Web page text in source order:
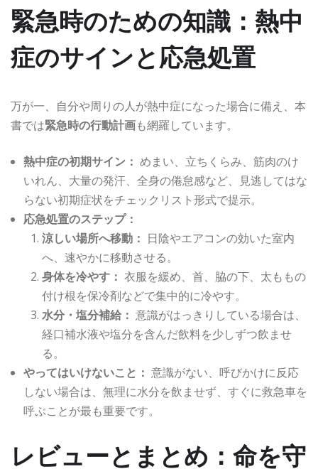
緊急時のための知識：熱中
症のサインと応急処置
万が一、自分や周りの人が熱中症になった場合に備え、本
書では緊急時の行動計画も網羅しています。
熱中症の初期サイン： めまい、立ちくらみ、筋肉のけ
いれん、大量の発汗、全身の倦怠感など、見逃してはな
らない初期症状をチェックリスト形式で提示。
応急処置のステップ：
涼しい場所へ移動： 日陰やエアコンの効いた室内
へ、速やかに移動させる。
身体を冷やす： 衣服を緩め、首、脇の下、太ももの
付け根を保冷剤などで集中的に冷やす。
水分・塩分補給： 意識がはっきりしている場合は、
経口補水液や塩分を含んだ飲料を少しずつ飲ませ
る。
やってはいけないこと： 意識がない、呼びかけに反応
しない場合は、無理に水分を飲ませず、すぐに救急車を
呼ぶことが最も重要です。
レビューとまとめ：命を守